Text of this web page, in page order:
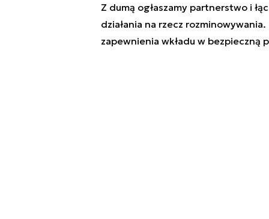
Z dumą ogłaszamy partnerstwo i
działania na rzecz
zapewnienia wkładu w bezpieczną